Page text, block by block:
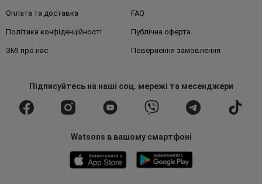
Оплата та доставка FAQ
Політика конфіденційності Публічна оферта
ЗМІ про нас Повернення замовлення
Підписуйтесьна наші соц. мережі та месенджери
Watsons в вашому смартфоні